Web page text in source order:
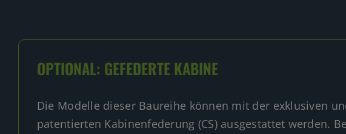
OPTIONAL: GEFEDERTE KABINE
Die Modelle dieser Baureihe können mit der exklusiven
patentierten Kabinenfederung (CS) ausgestattet werden.